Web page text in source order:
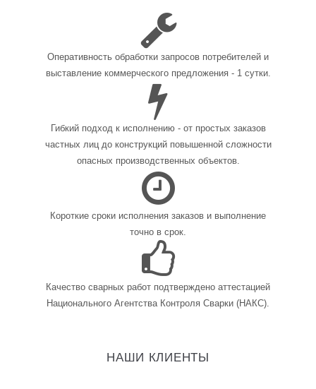
Оперативность обработки запросов потребителей и
выставление коммерческого предложения - 1 сутки.
Гибкий подход к исполнению - от простых заказов
частных лиц до конструкций повышенной сложности
опасных производственных объектов.
Короткие сроки исполнения заказов и выполнение
точно в срок.
Качество сварных работ подтверждено аттестацией
Национального Агентства Контроля Сварки (НАКС).
НАШИ КЛИЕНТЫ